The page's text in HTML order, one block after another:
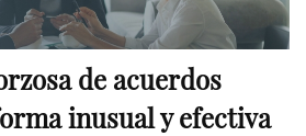
de acuerdos
inusual y efectiva